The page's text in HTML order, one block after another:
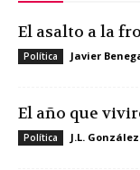
El asalto a la
Política Javier
El año que
Política J.L.